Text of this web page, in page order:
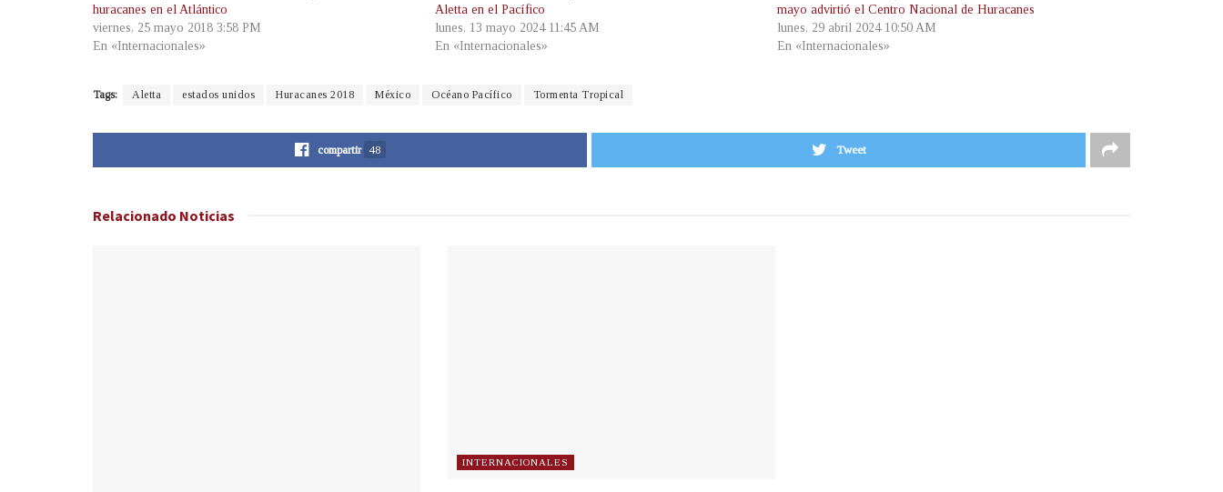
huracanes en el Atlántico
viernes, 25 mayo 2018 3:58 PM
En «Internacionales»
Aletta en el Pacífico
lunes, 13 mayo 2024 11:45 AM
En «Internacionales»
mayo advirtió el Centro Nacional de Huracanes
lunes, 29 abril 2024 10:50 AM
En «Internacionales»
Tags: Aletta estados unidos Huracanes 2018 México Océano Pacífico Tormenta Tropical
compartir 48 Tweet
Relacionado Noticias
INTERNACIONALES